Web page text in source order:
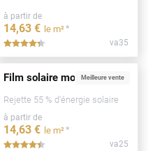
à partir de
14,63 € le m²*
***** va35
Meilleure vente
Film solaire moyen 25
Rejette 55 % d'énergie solaire
à partir de
14,63 € le m²*
***** va25